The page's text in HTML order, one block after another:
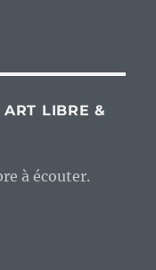
LIBRE &
à écouter.